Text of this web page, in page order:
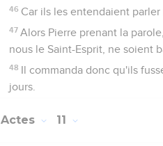
46 Car ils les entendaient
47 Alors Pierre prenant la
nous le Saint-Esprit, ne soient
48 Il commanda donc qu'ils
jours.
Actes 11